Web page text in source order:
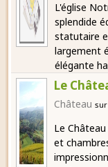
L'église
splendide
statutaire
largement
élégante
Le
Château sur
Le
et